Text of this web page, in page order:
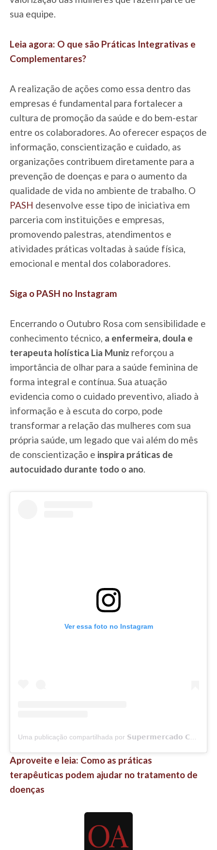
sua equipe.
Leia agora: O que são Práticas Integrativas e
Complementares?
A realização de ações como essa dentro das
empresas é fundamental para fortalecer a
cultura de promoção da saúde e do bem-estar
entre os colaboradores. Ao oferecer espaços de
informação, conscientização e cuidado, as
organizações contribuem diretamente para a
prevenção de doenças e para o aumento da
qualidade de vida no ambiente de trabalho. O
PASH desenvolve esse tipo de iniciativa em
parceria com instituições e empresas,
promovendo palestras, atendimentos e
atividades práticas voltadas à saúde física,
emocional e mental dos colaboradores.
Siga o PASH no Instagram
Encerrando o Outubro Rosa com sensibilidade e
conhecimento técnico, a enfermeira, doula e
terapeuta holística Lia Muniz reforçou a
importância de olhar para a saúde feminina de
forma integral e contínua. Sua atuação
evidencia como o cuidado preventivo, aliado à
informação e à escuta do corpo, pode
transformar a relação das mulheres com sua
própria saúde, um legado que vai além do mês
de conscientização e inspira práticas de
autocuidado durante todo o ano.
Ver essa foto no Instagram
Uma publicação compartilhada por 𝗦𝘂𝗽𝗲𝗿𝗺𝗲𝗿𝗰𝗮𝗱𝗼 𝗖𝗼𝗺𝗽𝗲𝗿𝗳𝗿𝘂𝘁𝗮𝘀 (@comperfrutas.oficial)
Aproveite e leia: Como as práticas
terapêuticas podem ajudar no tratamento de
doenças